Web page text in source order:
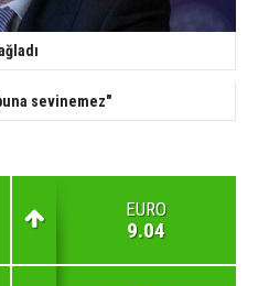
sevinemez"
EURO
9.04